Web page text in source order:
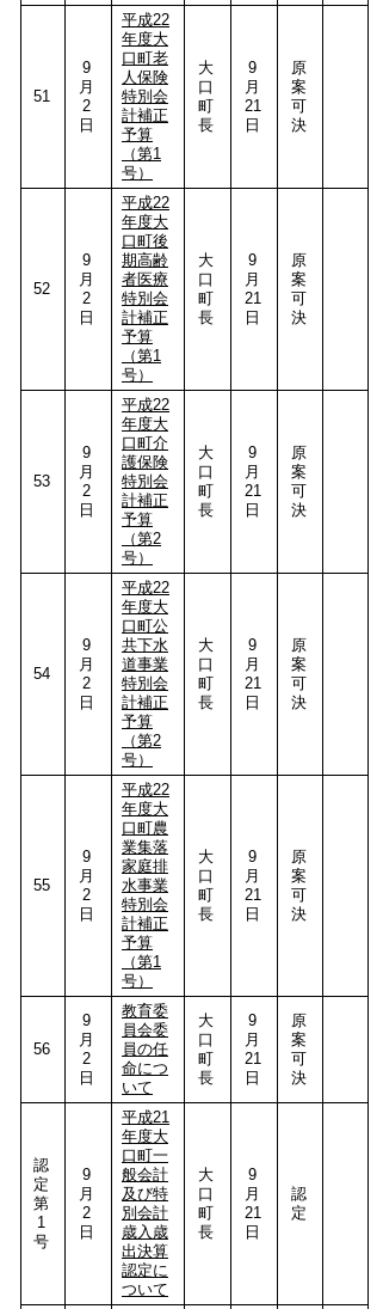
51
9
月
2
日
平成22
年度大
口町老
人保険
特別会
計補正
予算
（第1
号）
大
口
町
長
9
月
21
日
原
案
可
決
52
9
月
2
日
平成22
年度大
口町後
期高齢
者医療
特別会
計補正
予算
（第1
号）
大
口
町
長
9
月
21
日
原
案
可
決
53
9
月
2
日
平成22
年度大
口町介
護保険
特別会
計補正
予算
（第2
号）
大
口
町
長
9
月
21
日
原
案
可
決
54
9
月
2
日
平成22
年度大
口町公
共下水
道事業
特別会
計補正
予算
（第2
号）
大
口
町
長
9
月
21
日
原
案
可
決
55
9
月
2
日
平成22
年度大
口町農
業集落
家庭排
水事業
特別会
計補正
予算
（第1
号）
大
口
町
長
9
月
21
日
原
案
可
決
56
9
月
2
日
教育委
員会委
員の任
命につ
いて
大
口
町
長
9
月
21
日
原
案
可
決
認
定
第
1
号
9
月
2
日
平成21
年度大
口町一
般会計
及び特
別会計
歳入歳
出決算
認定に
ついて
大
口
町
長
9
月
21
日
認
定